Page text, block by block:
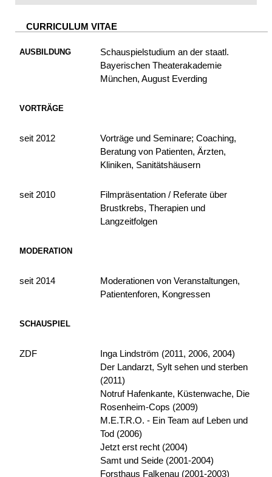
CURRICULUM VITAE
AUSBILDUNG
Schauspielstudium an der staatl.
Bayerischen Theaterakademie
München, August Everding
VORTRÄGE
seit 2012
Vorträge und Seminare; Coaching,
Beratung von Patienten, Ärzten,
Kliniken, Sanitätshäusern
seit 2010
Filmpräsentation / Referate über
Brustkrebs, Therapien und
Langzeitfolgen
MODERATION
seit 2014
Moderationen von Veranstaltungen,
Patientenforen, Kongressen
SCHAUSPIEL
ZDF
Inga Lindström (2011, 2006, 2004)
Der Landarzt, Sylt sehen und sterben
(2011)
Notruf Hafenkante, Küstenwache, Die
Rosenheim-Cops (2009)
M.E.T.R.O. - Ein Team auf Leben und
Tod (2006)
Jetzt erst recht (2004)
Samt und Seide (2001-2004)
Forsthaus Falkenau (2001-2003)